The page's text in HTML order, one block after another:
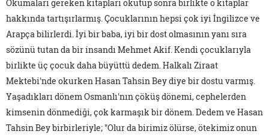
Okumaları gereken kitapları okutup sonra birlikte o kitaplar
hakkında tartışırlarmış. Çocuklarının hepsi çok iyi İngilizce ve
Arapça bilirlerdi. İyi bir baba, iyi bir dost olmasının yanı sıra
sözünü tutan da bir insandı Mehmet Akif. Kendi çocuklarıyla
birlikte üç çocuk daha büyüttü dedem. Halkalı Ziraat
Mektebi'nde okurken Hasan Tahsin Bey diye bir dostu varmış.
Yaşadıkları dönem Osmanlı'nın çöküş dönemi, cephelerden
kimsenin dönmediği, çok karmaşık bir dönem. Dedem ve Hasan
Tahsin Bey birbirleriyle; "Olur da birimiz ölürse, ötekimiz onun